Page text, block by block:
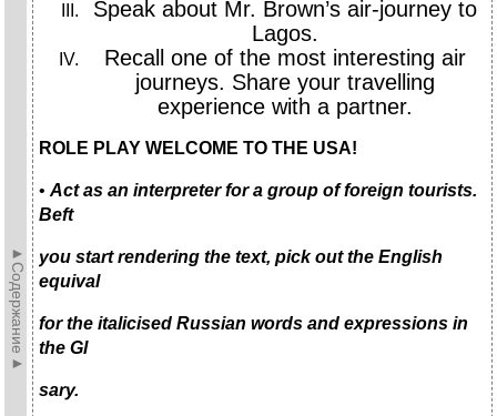
►Содержание►
Speak about Mr. Brown’s air-journey to
Lagos.
Recall one of the most interesting air
journeys. Share your travelling
experience with a partner.
ROLE PLAY WELCOME TO THE USA!
• Act as an interpreter for a group of foreign tourists.
Beft
you start rendering the text, pick out the English
equival
for the italicised Russian words and expressions in
the Gl
sary.